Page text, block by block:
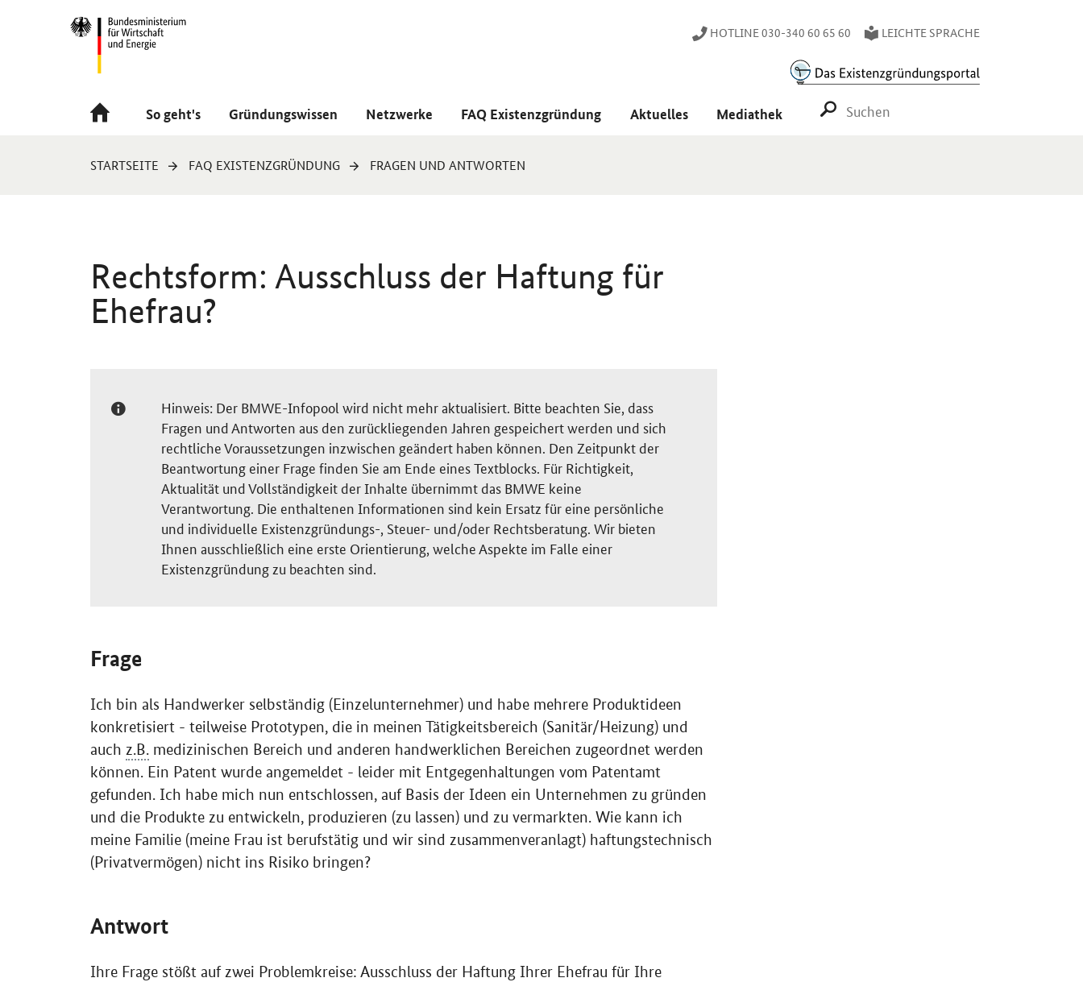
Navigation
Hauptmenü HOTLINE 030-340 60 65 60 LEICHTE SPRACHE
So geht's Gründungswissen Netzwerke FAQ Existenzgründung Aktuelles Mediathek SUCHE STARTEN
Sie
STARTSEITE FAQ EXISTENZGRÜNDUNG FRAGEN UND ANTWORTEN
Rechtsform: Ausschluss der Haftung für
Ehefrau?
Hinweis: Der BMWE-Infopool wird nicht mehr aktualisiert. Bitte beachten Sie, dass
Fragen und Antworten aus den zurückliegenden Jahren gespeichert werden und sich
rechtliche Voraussetzungen inzwischen geändert haben können. Den Zeitpunkt der
Beantwortung einer Frage finden Sie am Ende eines Textblocks. Für Richtigkeit,
Aktualität und Vollständigkeit der Inhalte übernimmt das BMWE keine
Verantwortung. Die enthaltenen Informationen sind kein Ersatz für eine persönliche
und individuelle Existenzgründungs-, Steuer- und/oder Rechtsberatung. Wir bieten
Ihnen ausschließlich eine erste Orientierung, welche Aspekte im Falle einer
Existenzgründung zu beachten sind.
Frage
Ich bin als Handwerker selbständig (Einzelunternehmer) und habe mehrere Produktideen
konkretisiert - teilweise Prototypen, die in meinen Tätigkeitsbereich (Sanitär/Heizung) und
auch z.B. medizinischen Bereich und anderen handwerklichen Bereichen zugeordnet werden
können. Ein Patent wurde angemeldet - leider mit Entgegenhaltungen vom Patentamt
gefunden. Ich habe mich nun entschlossen, auf Basis der Ideen ein Unternehmen zu gründen
und die Produkte zu entwickeln, produzieren (zu lassen) und zu vermarkten. Wie kann ich
meine Familie (meine Frau ist berufstätig und wir sind zusammenveranlagt) haftungstechnisch
(Privatvermögen) nicht ins Risiko bringen?
Antwort
Ihre Frage stößt auf zwei Problemkreise: Ausschluss der Haftung Ihrer Ehefrau für Ihre